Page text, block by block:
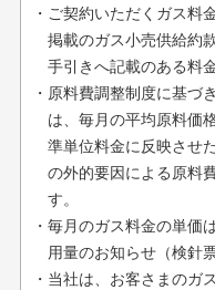
・ご契約いただくガス料
掲載のガス小売供給約
手引きへ記載のある料
・原料費調整制度に基づ
は、毎月の平均原料価
準単位料金に反映させ
の外的要因による原料
す。
・毎月のガス料金の単価
用量のお知らせ（検針
・当社は、お客さまのガ